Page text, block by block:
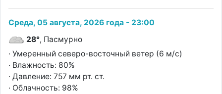
Среда, 05 августа, 2026 года - 23:00
28°, Пасмурно
· Умеренный северо-восточный ветер (6 м/с)
· Влажность: 80%
· Давление: 757 мм рт. ст.
· Облачность: 98%